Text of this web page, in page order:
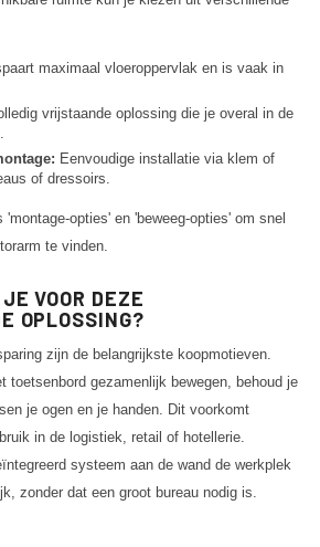
maximaal vloeroppervlak en is vaak in
vrijstaande oplossing die je overal in de
Eenvoudige installatie via klem of
of dressoirs.
opties' en 'beweeg-opties' om snel
te vinden.
VOOR DEZE
OPLOSSING?
zijn de belangrijkste koopmotieven.
toetsenbord gezamenlijk bewegen, behoud je
je ogen en je handen. Dit voorkomt
in de logistiek, retail of hotellerie.
systeem aan de wand de werkplek
zonder dat een groot bureau nodig is.